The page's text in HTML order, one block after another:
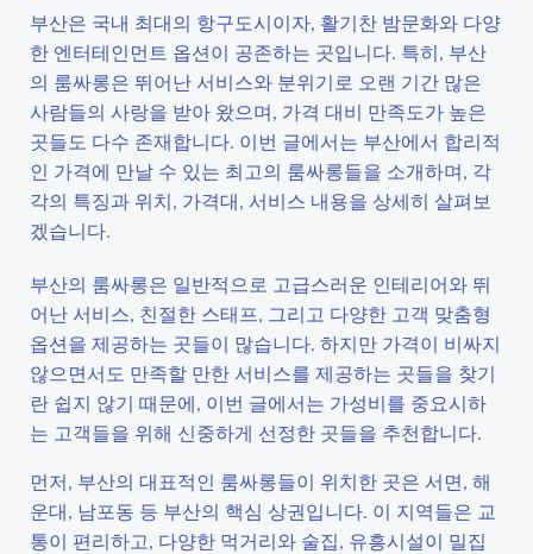
부산은 국내 최대의 항구도시이자, 활기찬 밤문화와 다양
한 엔터테인먼트 옵션이 공존하는 곳입니다. 특히, 부산
의 룸싸롱은 뛰어난 서비스와 분위기로 오랜 기간 많은
사람들의 사랑을 받아 왔으며, 가격 대비 만족도가 높은
곳들도 다수 존재합니다. 이번 글에서는 부산에서 합리적
인 가격에 만날 수 있는 최고의 룸싸롱들을 소개하며, 각
각의 특징과 위치, 가격대, 서비스 내용을 상세히 살펴보
겠습니다.
부산의 룸싸롱은 일반적으로 고급스러운 인테리어와 뛰
어난 서비스, 친절한 스태프, 그리고 다양한 고객 맞춤형
옵션을 제공하는 곳들이 많습니다. 하지만 가격이 비싸지
않으면서도 만족할 만한 서비스를 제공하는 곳들을 찾기
란 쉽지 않기 때문에, 이번 글에서는 가성비를 중요시하
는 고객들을 위해 신중하게 선정한 곳들을 추천합니다.
먼저, 부산의 대표적인 룸싸롱들이 위치한 곳은 서면, 해
운대, 남포동 등 부산의 핵심 상권입니다. 이 지역들은 교
통이 편리하고, 다양한 먹거리와 술집, 유흥시설이 밀집